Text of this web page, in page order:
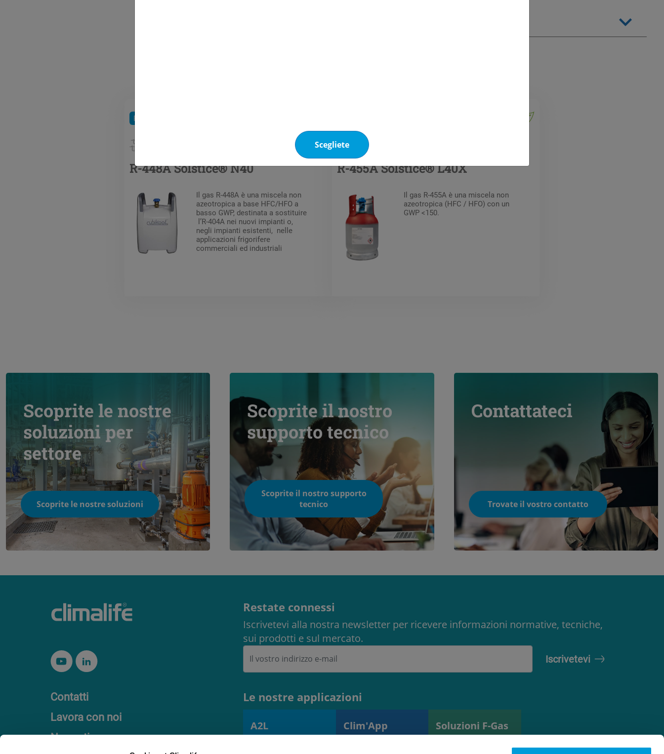
Scegliete
Refrigeranti
R-448A Solstice® N40
Il gas R-448A è una miscela non
azeotropica a base HFC/HFO a
basso GWP, destinata a sostituire
l’R-404A nei nuovi impianti o,
negli impianti esistenti, nelle
applicazioni frigorifere
commerciali ed industriali
R-455A Solstice® L40X
Il gas R-455A è una miscela non
azeotropica (HFC / HFO) con un
GWP <150.
Scoprite le nostre
soluzioni per
settore
Scoprite le nostre soluzioni
Scoprite il nostro
supporto tecnico
Scoprite il nostro supporto
tecnico
Contattateci
Trovate il vostro contatto
Contatti
Lavora con noi
Normativa
Restate connessi
Iscrivetevi alla nostra newsletter per ricevere informazioni normative, tecniche,
sui prodotti e sul mercato.
Le nostre applicazioni
A2L Clim'App Soluzioni F-Gas